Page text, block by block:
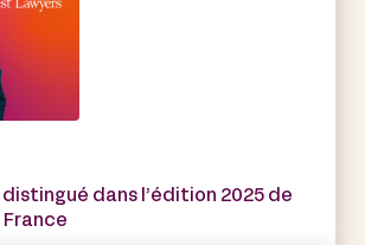
distingué dans l’édition 2025 de
France